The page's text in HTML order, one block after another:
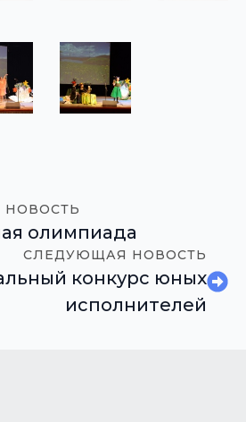
олимпиада
СЛЕДУЮЩАЯ НОВОСТЬ
конкурс юных
исполнителей